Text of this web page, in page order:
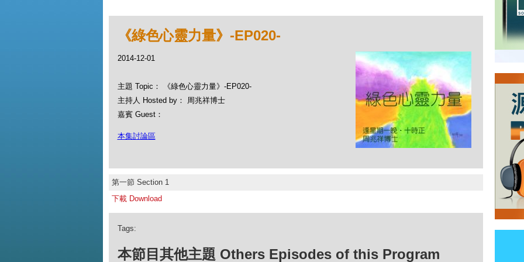
《綠色心靈力量》-EP020-
2014-12-01
主題 Topic： 《綠色心靈力量》-EP020-
主持人 Hosted by： 周兆祥博士
嘉賓 Guest：
本集討論區
第一節 Section 1
下載 Download
Tags:
本節目其他主題 Others Episodes of this Program